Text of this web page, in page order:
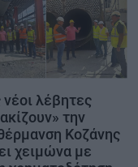
νέοι λέβητες
την
Κοζάνης
χειμώνα με